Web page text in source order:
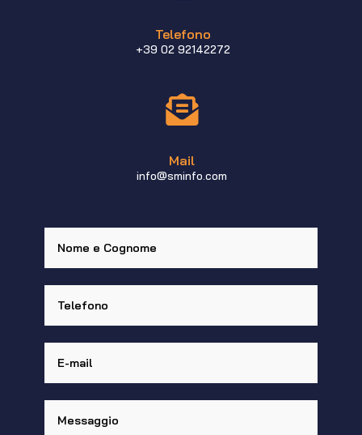
Telefono
+39 02 92142272

Mail
info@sminfo.com